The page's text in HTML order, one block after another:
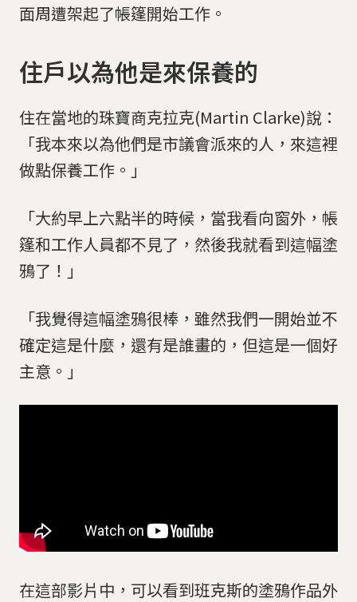
面周遭架起了帳篷開始工作。
住戶以為他是來保養的
住在當地的珠寶商克拉克(Martin Clarke)說：
「我本來以為他們是市議會派來的人，來這裡
做點保養工作。」
「大約早上六點半的時候，當我看向窗外，帳
篷和工作人員都不見了，然後我就看到這幅塗
鴉了！」
「我覺得這幅塗鴉很棒，雖然我們一開始並不
確定這是什麼，還有是誰畫的，但這是一個好
主意。」
在這部影片中，可以看到班克斯的塗鴉作品外